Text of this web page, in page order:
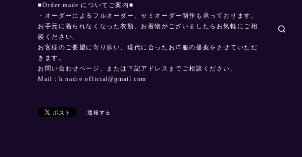
■Order made についてご案内■
・オーダーによるフルオーダー、セミオーダー制作も承っております。
お手元に着られなくなった衣類、お着物がございましたらお気軽にご相
談ください。
お客様のご要望に寄り添い、現代に合ったお洋服の提案をさせていただ
きます。
お問い合わせページ、または下記アドレスまでご相談ください。
Mail：h.nadre.official@gmail.com
通報する